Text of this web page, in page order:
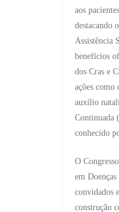
aos
destacando
Assistência
benefícios
dos Cras e
ações como
auxílio
Continuada
conhecido
O
em
convidados
construção